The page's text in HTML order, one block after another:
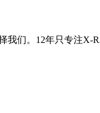
们。12年只专注X-